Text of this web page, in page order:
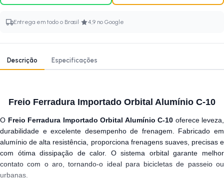
Entrega em todo o Brasil · 4,9 no Google
Descrição Especificações
Freio Ferradura Importado Orbital Alumínio C-10
O Freio Ferradura Importado Orbital Alumínio C-10 oferece leveza,
durabilidade e excelente desempenho de frenagem. Fabricado em
alumínio de alta resistência, proporciona frenagens suaves, precisas e
com ótima dissipação de calor. O sistema orbital garante melhor
contato com o aro, tornando-o ideal para bicicletas de passeio ou
urbanas.